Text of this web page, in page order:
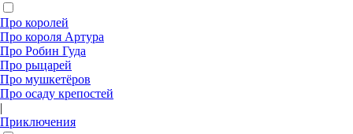
Про королей
Про короля Артура
Про Робин Гуда
Про рыцарей
Про мушкетёров
Про осаду крепостей
|
Приключения